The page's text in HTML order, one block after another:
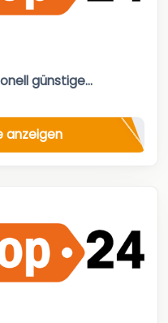
günstige...
anzeigen